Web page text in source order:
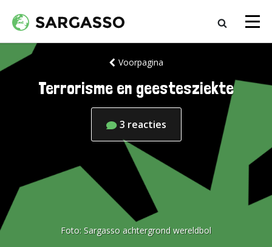
Voorpagina
Terrorisme en geestesziekte
3 reacties
Foto: Sargasso achtergrond wereldbol